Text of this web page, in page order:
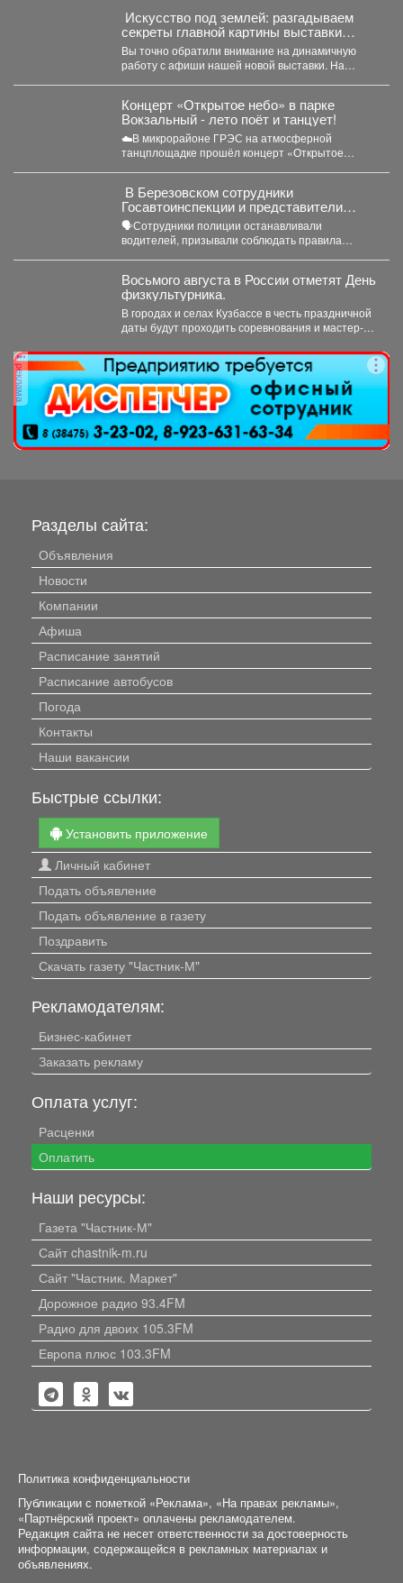
️ Искусство под землей: разгадываем
секреты главной картины выставки
«Шахтёрская слава» автор Тамара
Шлыкова
Вы точно обратили внимание на динамичную
работу с афиши нашей новой выставки. На
Концерт «Открытое небо» в парке
Вокзальный - лето поёт и танцует!
☁️В микрорайоне ГРЭС на атмосферной
танцплощадке прошёл концерт «Открытое
‍ В Березовском сотрудники
Госавтоинспекции и представители
РЖД провели совместный рейд
🗣Сотрудники полиции останавливали
водителей, призывали соблюдать правила
Восьмого августа в России отметят День
физкультурника.
В городах и селах Кузбассе в честь праздничной
даты будут проходить соревнования и мастер-
реклама
Разделы сайта:
Объявления
Новости
Компании
Афиша
Расписание занятий
Расписание автобусов
Погода
Контакты
Наши вакансии
Быстрые ссылки:
Установить приложение
Личный кабинет
Подать объявление
Подать объявление в газету
Поздравить
Скачать газету "Частник-М"
Рекламодателям:
Бизнес-кабинет
Заказать рекламу
Оплата услуг:
Расценки
Оплатить
Наши ресурсы:
Газета "Частник-М"
Сайт chastnik-m.ru
Сайт "Частник. Маркет"
Дорожное радио 93.4FM
Радио для двоих 105.3FM
Европа плюс 103.3FM
Политика конфиденциальности
Публикации с пометкой «Реклама», «На правах рекламы»,
«Партнёрский проект» оплачены рекламодателем.
Редакция сайта не несет ответственности за достоверность
информации, содержащейся в рекламных материалах и
объявлениях.